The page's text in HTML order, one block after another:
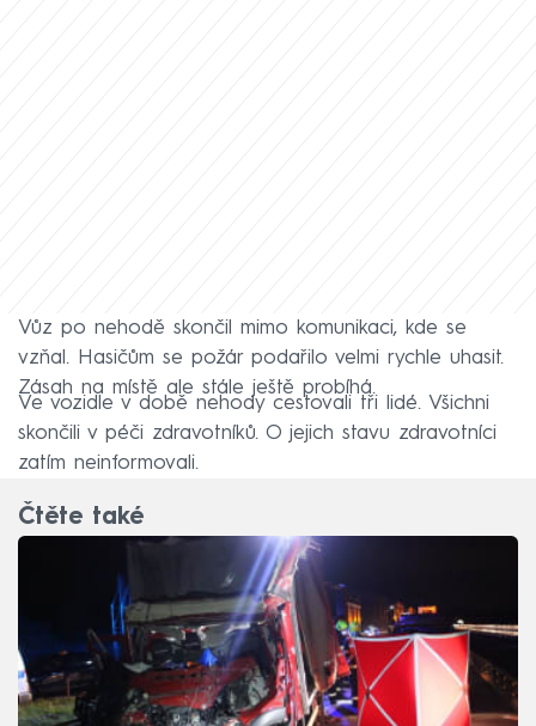
Vůz po nehodě skončil mimo komunikaci, kde se
vzňal. Hasičům se požár podařilo velmi rychle uhasit.
Zásah na místě ale stále ještě probíhá.
Ve vozidle v době nehody cestovali tři lidé. Všichni
skončili v péči zdravotníků. O jejich stavu zdravotníci
zatím neinformovali.
Čtěte také